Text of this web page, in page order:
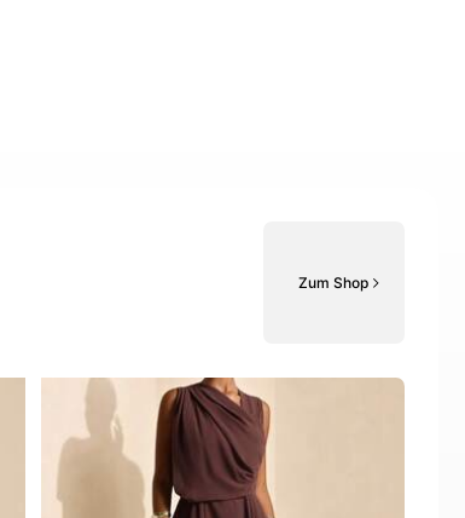
Zum Shop